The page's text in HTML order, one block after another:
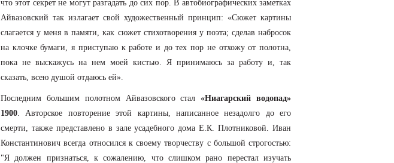
что этот секрет не могут разгадать до сих пор. В автобиографических заметках
Айвазовский так излагает свой художественный принцип: «Сюжет картины
слагается у меня в памяти, как сюжет стихотворения у поэта; сделав набросок
на клочке бумаги, я приступаю к работе и до тех пор не отхожу от полотна,
пока не выскажусь на нем моей кистью. Я принимаюсь за работу и, так
сказать, всею душой отдаюсь ей».
Последним большим полотном Айвазовского стал«Ниагарский водопад»
1900. Авторское повторение этой картины, написанное незадолго до его
смерти, также представлено в зале усадебного дома Е.К. Плотниковой. Иван
Константинович всегда относился к своему творчеству с большой строгостью:
"Я должен признаться, к сожалению, что слишком рано перестал изучать